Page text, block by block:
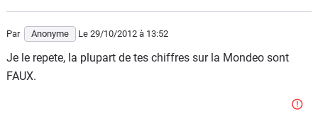
Par Anonyme Le 29/10/2012 à 13:52
Je le repete, la plupart de tes chiffres sur la Mondeo sont
FAUX.